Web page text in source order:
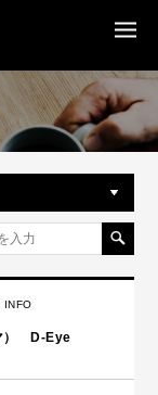
INFO
） D-Eye